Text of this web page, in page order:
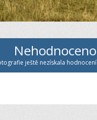
Nehodnoceno
ještě nezískala hodnocení